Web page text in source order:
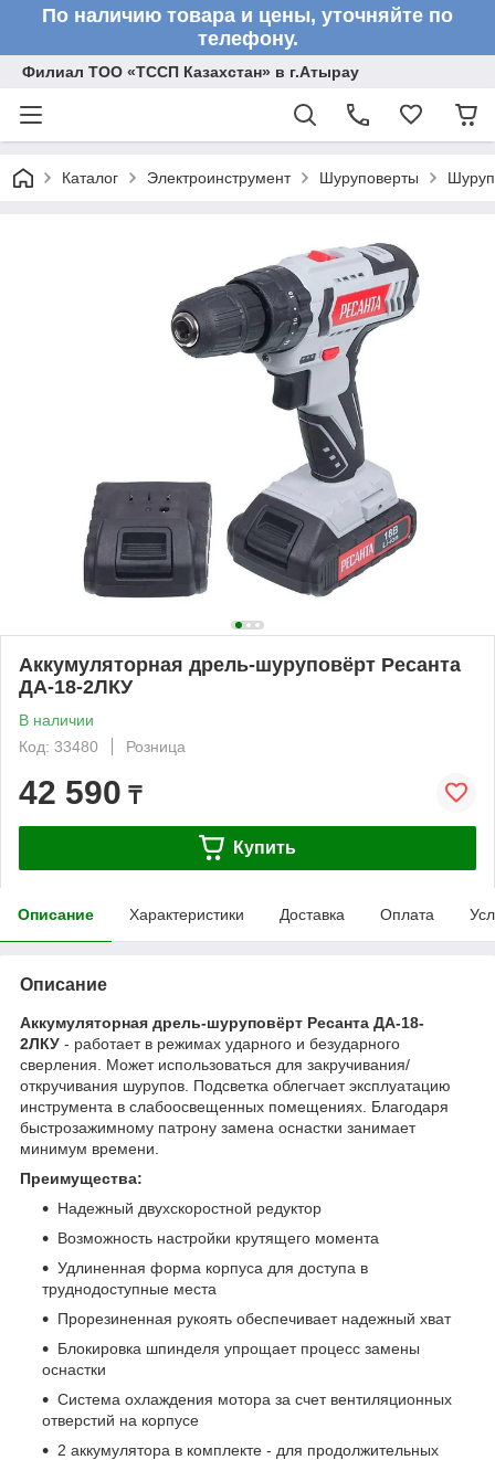
По наличию товара и цены, уточняйте по
телефону.
Филиал ТОО «ТССП Казахстан» в г.Атырау
Каталог Электроинструмент Шуруповерты
Аккумуляторная дрель-шуруповёрт Ресанта
ДА-18-2ЛКУ
В наличии
Код: 33480
Розница
42 590 ₸
Купить
Описание Характеристики Доставка Оплата
Описание
Аккумуляторная дрель-шуруповёрт Ресанта ДА-18-
2ЛКУ - работает в режимах ударного и безударного
сверления. Может использоваться для закручивания/
откручивания шурупов. Подсветка облегчает эксплуатацию
инструмента в слабоосвещенных помещениях. Благодаря
быстрозажимному патрону замена оснастки занимает
минимум времени.
Преимущества:
Надежный двухскоростной редуктор
Возможность настройки крутящего момента
Удлиненная форма корпуса для доступа в
труднодоступные места
Прорезиненная рукоять обеспечивает надежный хват
Блокировка шпинделя упрощает процесс замены
оснастки
Система охлаждения мотора за счет вентиляционных
отверстий на корпусе
2 аккумулятора в комплекте - для продолжительных